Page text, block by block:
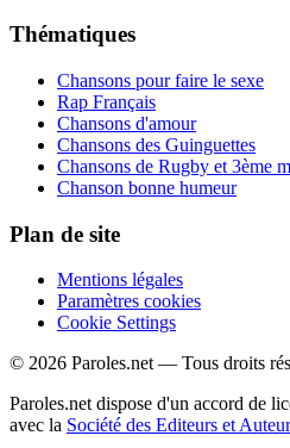
Thématiques
Chansons pour faire le sexe
Rap Français
Chansons d'amour
Chansons des Guinguettes
Chansons de Rugby et 3ème
Chanson bonne humeur
Plan de site
Mentions légales
Paramètres cookies
Cookie Settings
© 2026 Paroles.net — Tous droits
Paroles.net dispose d'un accord de
avec la Société des Editeurs et